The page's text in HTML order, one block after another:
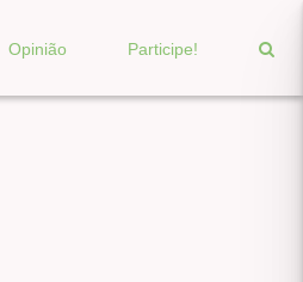
Opinião Participe!